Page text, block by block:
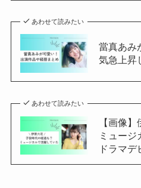
あわせて読みたい
當真あみ
気急上昇
あわせて読みたい
【画像
ミュー
ドラマデ